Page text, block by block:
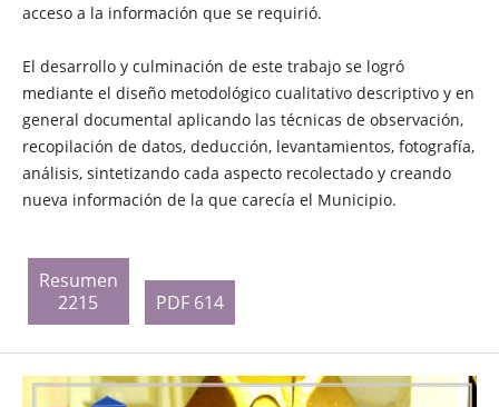
acceso a la información que se requirió.
El desarrollo y culminación de este trabajo se logró
mediante el diseño metodológico cualitativo descriptivo y en
general documental aplicando las técnicas de observación,
recopilación de datos, deducción, levantamientos, fotografía,
análisis, sintetizando cada aspecto recolectado y creando
nueva información de la que carecía el Municipio.
Resumen
2215
PDF 614